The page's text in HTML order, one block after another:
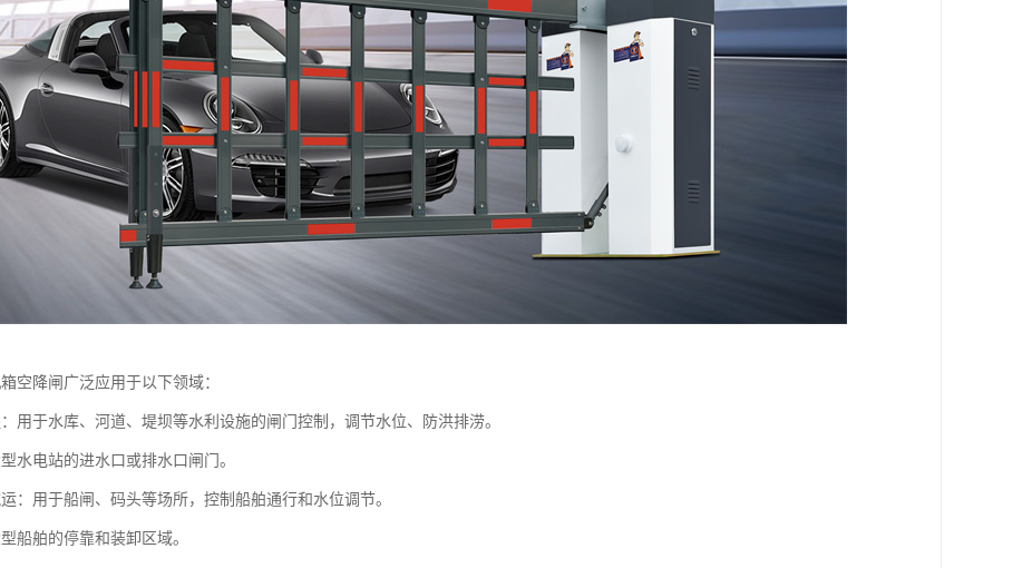
空降闸广泛应用于以下领域：
用于水库、河道、堤坝等水利设施的闸门控制，调节水位、防洪排涝。
水电站的进水口或排水口闸门。
：用于船闸、码头等场所，控制船舶通行和水位调节。
船舶的停靠和装卸区域。